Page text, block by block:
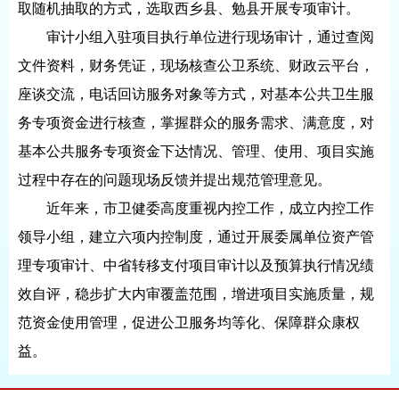
取随机抽取的方式，选取西乡县、勉县开展专项审计。
审计小组入驻项目执行单位进行现场审计，通过查阅
文件资料，财务凭证，现场核查公卫系统、财政云平台，
座谈交流，电话回访服务对象等方式，对基本公共卫生服
务专项资金进行核查，掌握群众的服务需求、满意度，对
基本公共服务专项资金下达情况、管理、使用、项目实施
过程中存在的问题现场反馈并提出规范管理意见。
近年来，市卫健委高度重视内控工作，成立内控工作
领导小组，建立六项内控制度，通过开展委属单位资产管
理专项审计、中省转移支付项目审计以及预算执行情况绩
效自评，稳步扩大内审覆盖范围，增进项目实施质量，规
范资金使用管理，促进公卫服务均等化、保障群众康权
益。